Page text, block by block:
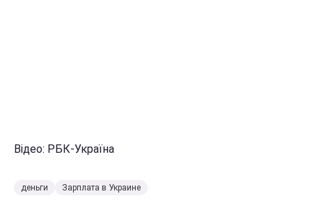
Відео: РБК-Україна
деньги Зарплата в Украине